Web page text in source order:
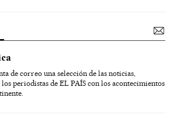
de correo una selección de las noticias,
periodistas de EL PAÍS con los acontecimientos